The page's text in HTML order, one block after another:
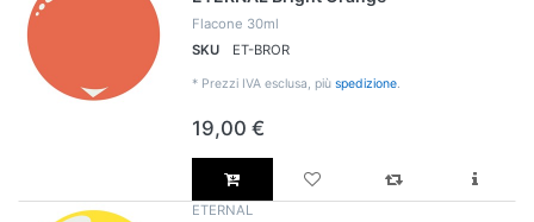
Flacone 30ml
SKU
ET-BROR
* Prezzi IVA esclusa, più spedizione.
19,00 €
ETERNAL